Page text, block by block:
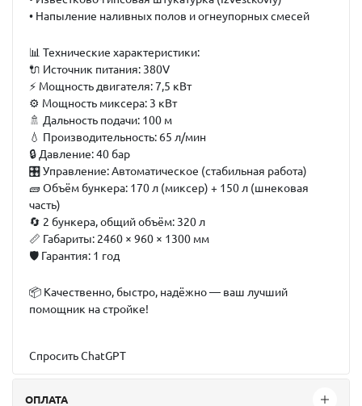
• Напыление наливных полов и огнеупорных смесей
📊 Технические характеристики:
🔌 Источник питания: 380V
⚡️ Мощность двигателя: 7,5 кВт
⚙️ Мощность миксера: 3 кВт
🚿 Дальность подачи: 100 м
💧 Производительность: 65 л/мин
🔒 Давление: 40 бар
🎛 Управление: Автоматическое (стабильная работа)
🧱 Объём бункера: 170 л (миксер) + 150 л (шнековая
часть)
🔄 2 бункера, общий объём: 320 л
📏 Габариты: 2460 × 960 × 1300 мм
🛡 Гарантия: 1 год
📦 Качественно, быстро, надёжно — ваш лучший
помощник на стройке!
Спросить ChatGPT
ОПЛАТА